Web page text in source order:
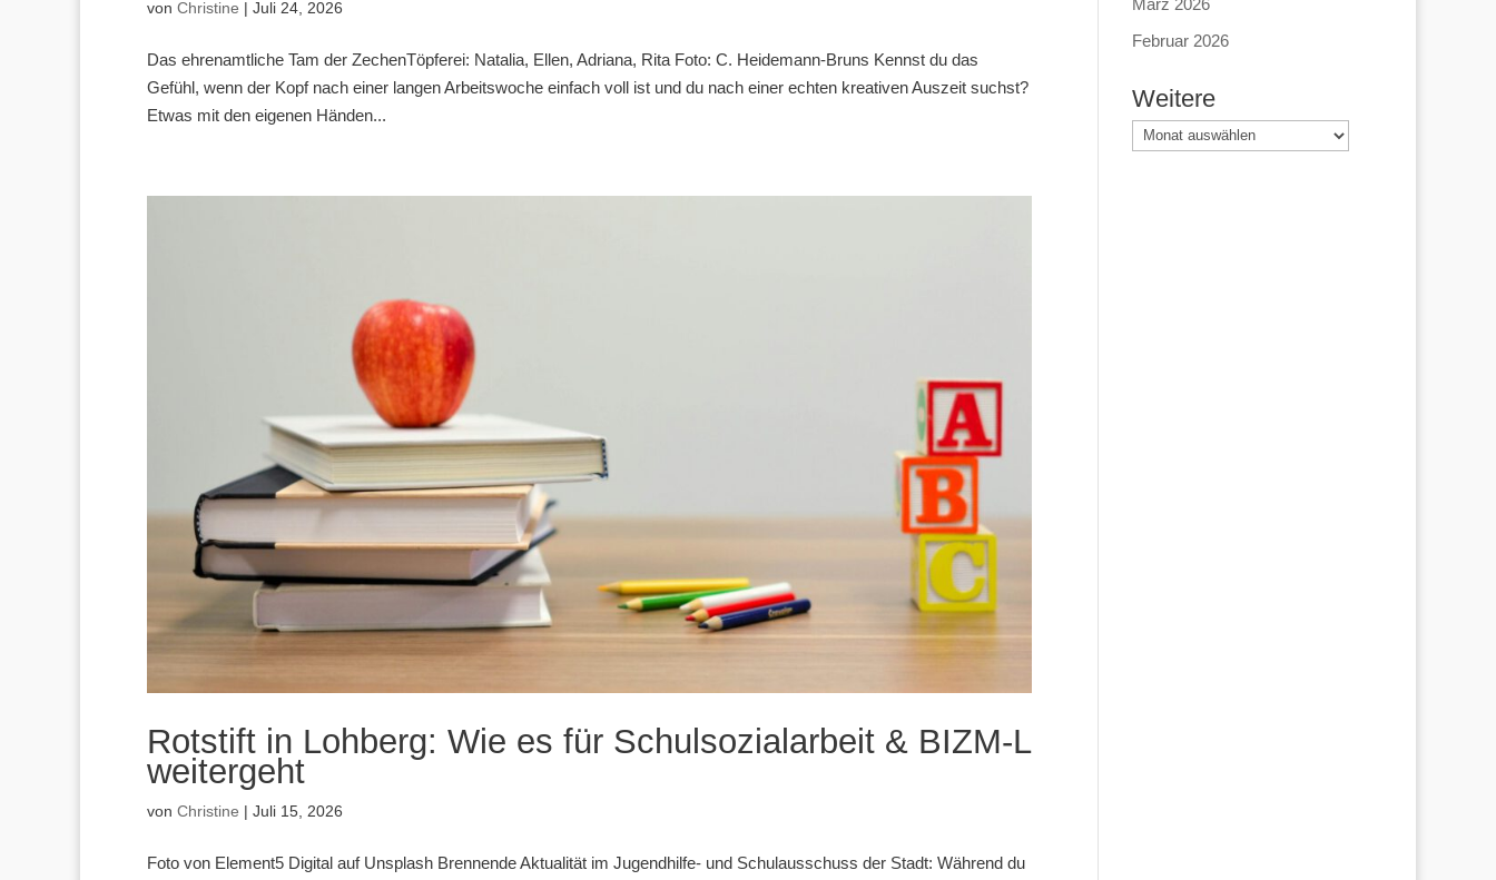
von Christine | Juli 24, 2026
Das ehrenamtliche Tam der ZechenTöpferei: Natalia, Ellen, Adriana, Rita Foto: C. Heidemann-Bruns Kennst du das
Gefühl, wenn der Kopf nach einer langen Arbeitswoche einfach voll ist und du nach einer echten kreativen Auszeit suchst?
Etwas mit den eigenen Händen...
Rotstift in Lohberg: Wie es für Schulsozialarbeit & BIZM-L
weitergeht
von Christine | Juli 15, 2026
Foto von Element5 Digital auf Unsplash Brennende Aktualität im Jugendhilfe- und Schulausschuss der Stadt: Während du
März 2026
Februar 2026
Weitere
Weitere